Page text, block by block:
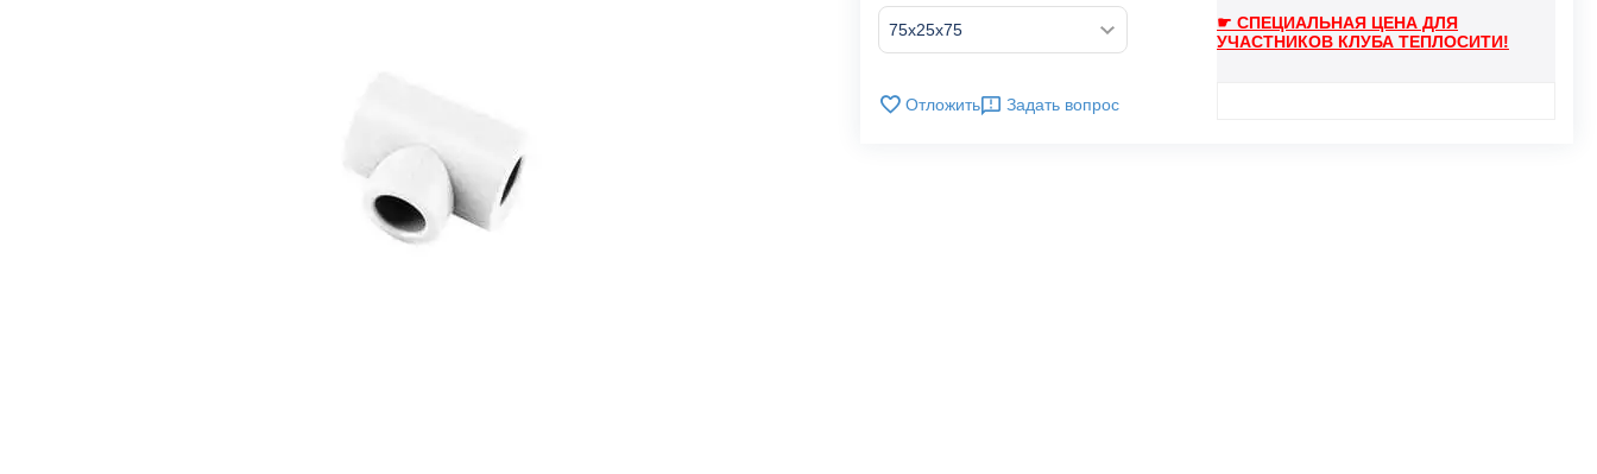
Отложить Задать вопрос
☛ СПЕЦИАЛЬНАЯ ЦЕНА ДЛЯ
УЧАСТНИКОВ КЛУБА ТЕПЛОСИТИ!